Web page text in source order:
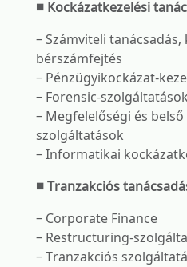
■ Kockázatkezelési
– Számviteli tanácsadás,
bérszámfejtés
– Pénzügyikockázat-
– Forensic-szolgáltatások
– Megfelelőségi és
szolgáltatások
– Informatikai
■ Tranzakciós
– Corporate Finance
– Restructuring-
– Tranzakciós